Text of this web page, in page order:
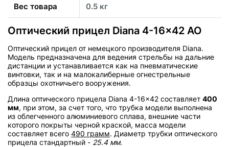
Вес товара 0.5 кг
Оптический прицел Diana 4-16x42 AO
Оптический прицел от немецкого производителя Diana.
Модель предназначена для ведения стрельбы на дальние
дистанции и устанавливается как на пневматические
винтовки, так и на малокалиберные огнестрельные
образцы охотничьего вооружения.
Длина оптического прицела Diana 4-16x42 составляет 400
мм, при этом, за счет того, что трубка модели выполнена
из облегченного алюминиевого сплава, внешние части
которого покрыты черной краской, масса модели
составляет всего 490 грамм. Диаметр трубки оптического
прицела стандартный - 25.4 мм.